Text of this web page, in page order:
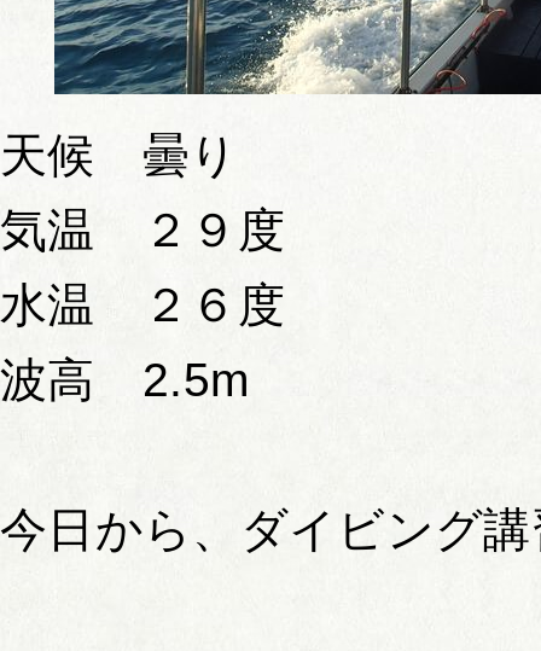
天候 曇り
気温 ２９度
水温 ２６度
波高 2.5m
今日から、ダイビング